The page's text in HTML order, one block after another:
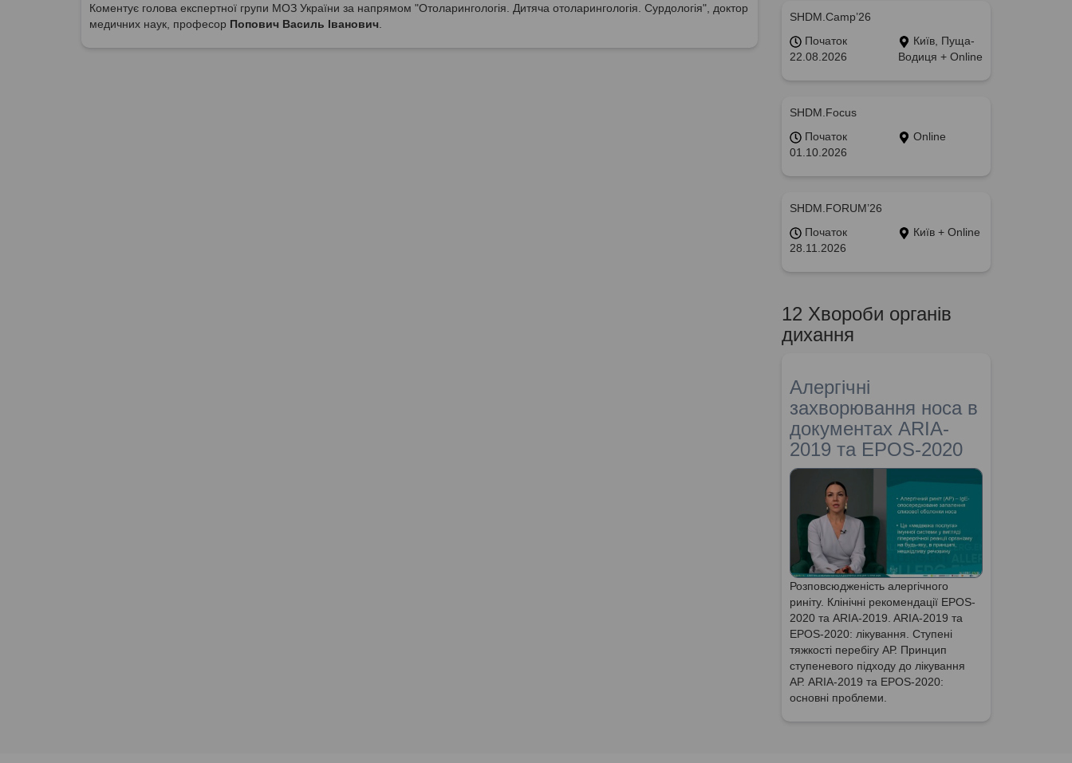
Коментує голова експертної групи МОЗ України за напрямом "Отоларингологія. Дитяча отоларингологія. Сурдологія", доктор
медичних наук, професор Попович Василь Іванович
SHDM.Camp’26
Початок
22.08.2026
Київ, Пуща-
Водиця + Online
SHDM.Focus
Початок
01.10.2026
Online
SHDM.FORUM’26
Початок
28.11.2026
Київ + Online
12 Хвороби органів
дихання
Алергічні
захворювання носа в
документах ARIA-
2019 та EPOS-2020
Розповсюдженість алергічного
риніту. Клінічні рекомендації EPOS-
2020 та ARIA-2019. ARIA-2019 та
EPOS-2020: лікування. Ступені
тяжкості перебігу АР. Принцип
ступеневого підходу до лікування
АР. ARIA-2019 та EPOS-2020:
основні проблеми.